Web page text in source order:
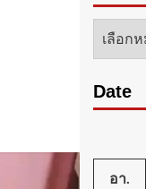
หมวด
Date
อา.